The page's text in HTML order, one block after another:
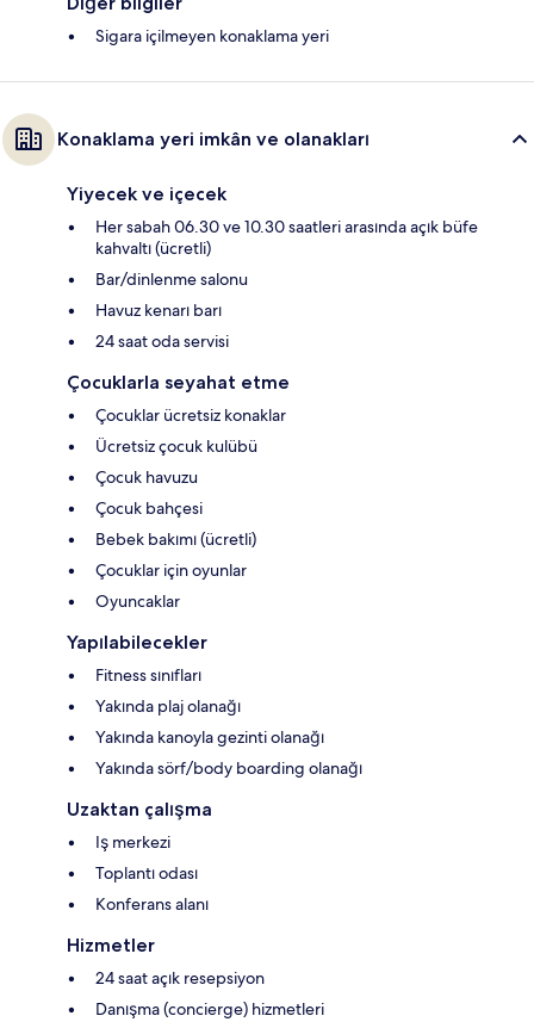
Sigara içilmeyen konaklama yeri
Konaklama yeri imkân ve olanakları
Yiyecek ve içecek
Her sabah 06.30 ve 10.30 saatleri arasında açık büfe
kahvaltı (ücretli)
Bar/dinlenme salonu
Havuz kenarı barı
24 saat oda servisi
Çocuklarla seyahat etme
Çocuklar ücretsiz konaklar
Ücretsiz çocuk kulübü
Çocuk havuzu
Çocuk bahçesi
Bebek bakımı (ücretli)
Çocuklar için oyunlar
Oyuncaklar
Yapılabilecekler
Fitness sınıfları
Yakında plaj olanağı
Yakında kanoyla gezinti olanağı
Yakında sörf/body boarding olanağı
Uzaktan çalışma
Iş merkezi
Toplantı odası
Konferans alanı
Hizmetler
24 saat açık resepsiyon
Danışma (concierge) hizmetleri